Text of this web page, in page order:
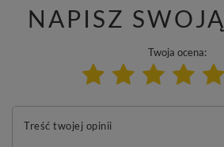
NAPISZ
Twoja ocena:
Treść twojej opinii